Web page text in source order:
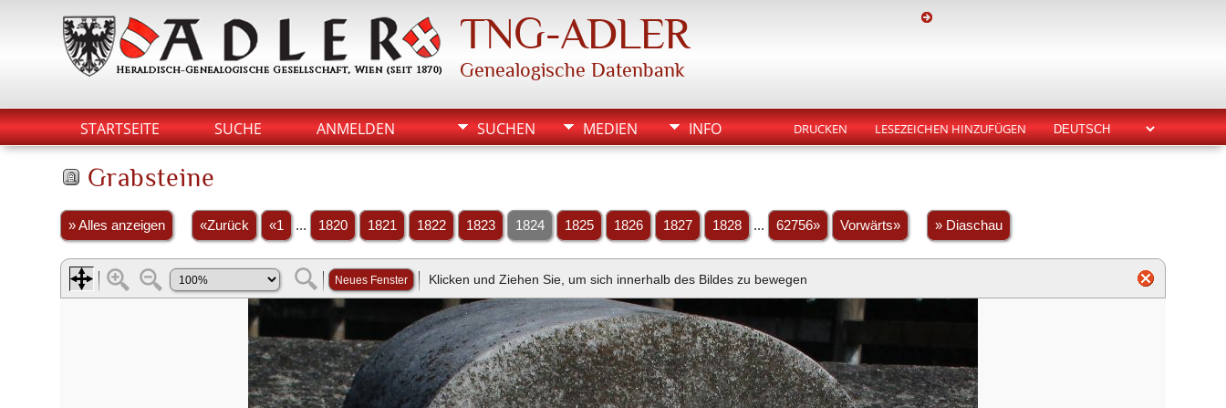
TNG-ADLER
Genealogische Datenbank
STARTSEITE SUCHE ANMELDEN SUCHEN MEDIEN INFO DRUCKEN LESEZEICHEN HINZUFÜGEN
Grabsteine
» Alles anzeigen «Zurück «1 ... 1820 1821 1822 1823 1824 1825 1826 1827 1828 ... 62756» Vorwärts» » Diaschau